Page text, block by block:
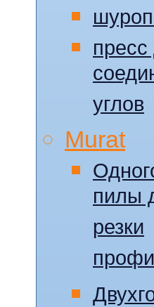
пресс
углов
Murat
пилы
резки